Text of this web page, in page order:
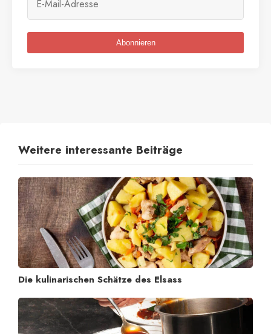
Abonnieren
Weitere interessante Beiträge
Die kulinarischen Schätze des Elsass